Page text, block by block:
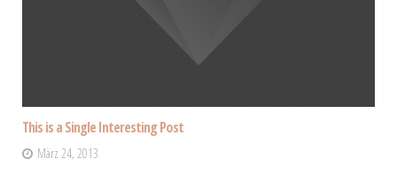
This is a Single Interesting Post
März 24, 2013